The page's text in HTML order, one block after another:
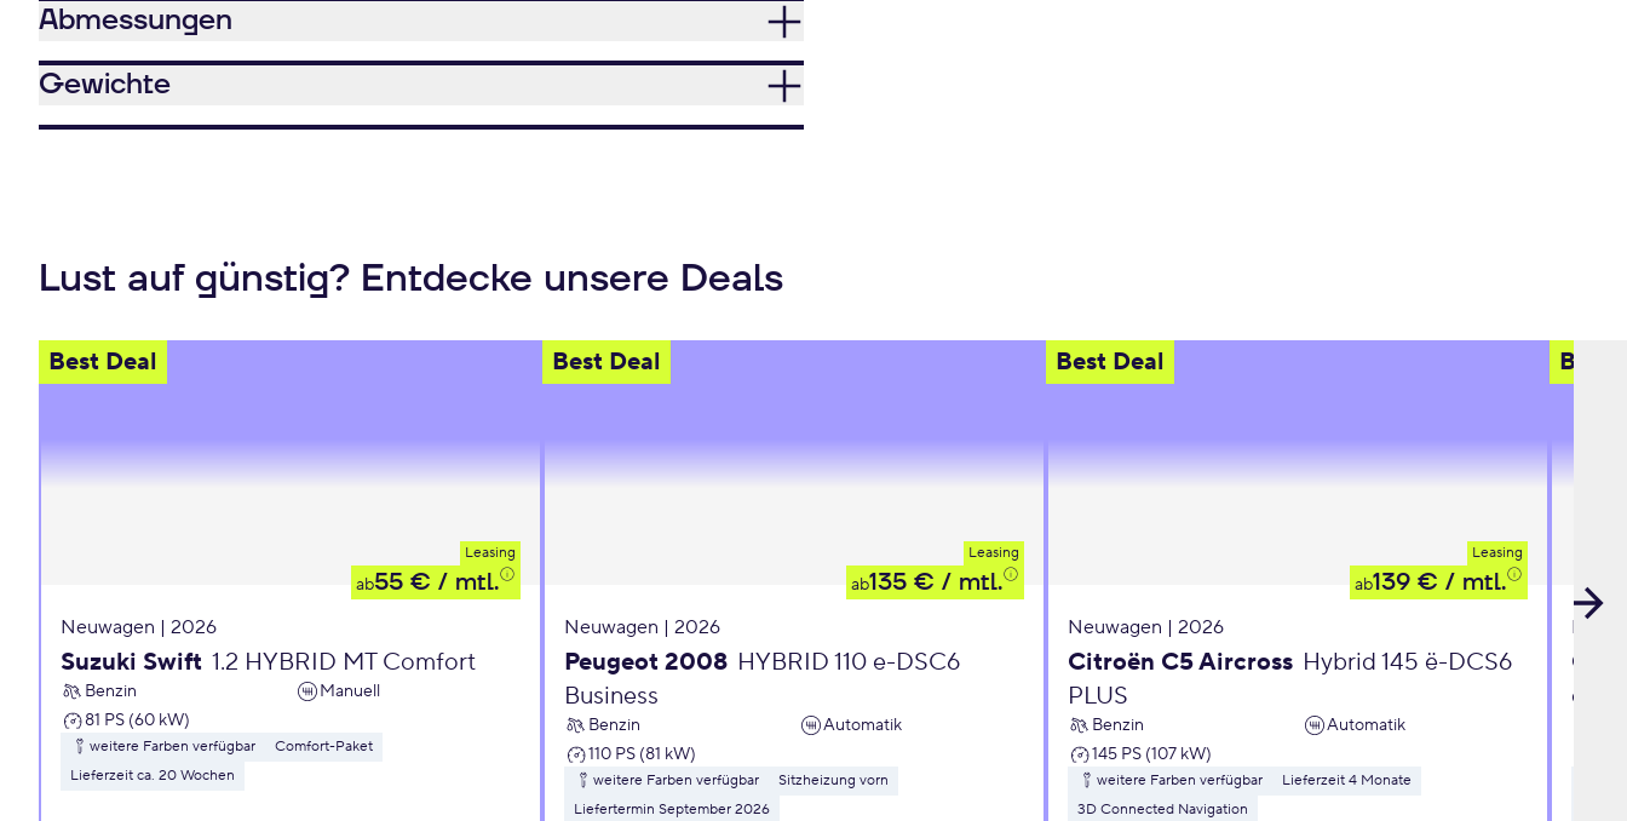
Abmessungen
Gewichte
Lust auf günstig? Entdecke unsere Deals
Best Deal
Leasing
ab55 € / mtl.
Neuwagen | 2026
Suzuki Swift 1.2 HYBRID MT Comfort
Benzin
Manuell
81 PS (60 kW)
weitere Farben verfügbar
Comfort-Paket
Lieferzeit ca. 20 Wochen
Best Deal
Leasing
ab135 € / mtl.
Neuwagen | 2026
Peugeot 2008 HYBRID 110 e-DSC6
Business
Benzin
Automatik
110 PS (81 kW)
weitere Farben verfügbar
Sitzheizung vorn
Liefertermin September 2026
Best Deal
Leasing
ab139 € / mtl.
Neuwagen | 2026
Citroën C5 Aircross Hybrid 145 ë-DCS6
PLUS
Benzin
Automatik
145 PS (107 kW)
weitere Farben verfügbar
Lieferzeit 4 Monate
3D Connected Navigation
Best